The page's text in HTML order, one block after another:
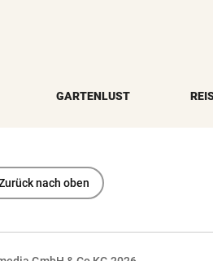
GARTENLUST
nach oben